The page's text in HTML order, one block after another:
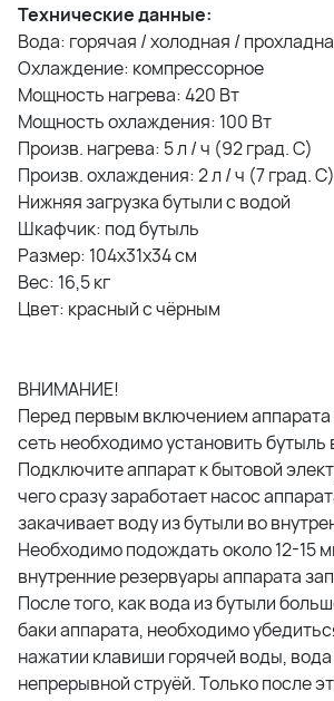
Технические данные:
Вода: горячая / холодная /
Охлаждение: компрессорное
Мощность нагрева: 420 Вт
Мощность охлаждения: 100 Вт
Произв. нагрева: 5 л / ч (92 град. C)
Произв. охлаждения: 2 л / ч (7 град. C)
Нижняя загрузка бутыли с водой
Шкафчик: под бутыль
Размер: 104х31х34 см
Вес: 16,5 кг
Цвет: красный с чёрным
ВНИМАНИЕ!
Перед первым включением аппарата
сеть необходимо установить бутыль
Подключите аппарат к бытовой
чего сразу заработает насос
закачивает воду из бутыли во
Необходимо подождать около 12-15
внутренние резервуары аппарата
После того, как вода из бутыли
баки аппарата, необходимо
нажатии клавиши горячей воды,
непрерывной струёй. Только после